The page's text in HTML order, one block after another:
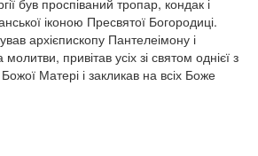
іконою Пресвятої Богородиці.
архієпископу Пантелеімону і
молитви, привітав усіх зі святом однієї з
Матері і закликав на всіх Боже